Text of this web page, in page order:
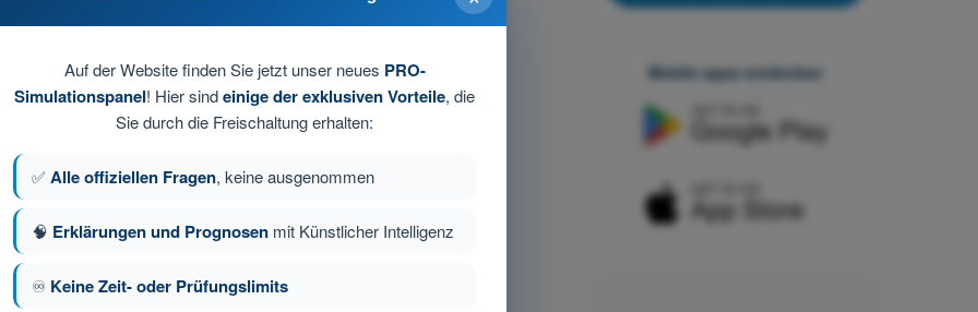
121 von 137 Nächste Frage
Mobile apps entdecken
Auf der Website finden Sie jetzt unser neues PRO-
Simulationspanel! Hier sindeinige der exklusiven Vorteile, die
Sie durch die Freischaltung erhalten:
✅Alle offiziellen Fragen, keine ausgenommen
🧠 Erklärungen und Prognosen mit Künstlicher Intelligenz
♾️ Keine Zeit- oder Prüfungslimits